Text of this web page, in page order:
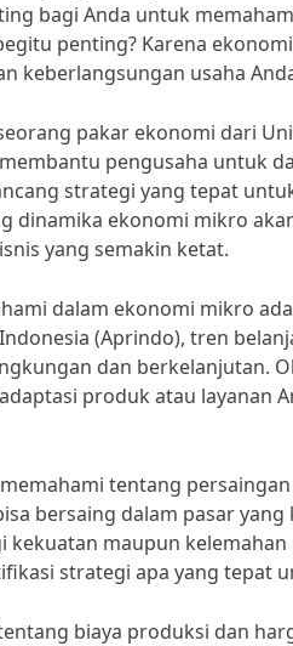
bagi Anda untuk
penting? Karena
keberlangsungan usaha
pakar ekonomi dari
pengusaha untuk
strategi yang tepat
dinamika ekonomi mikro
yang semakin ketat.
dalam ekonomi mikro
(Aprindo), tren
dan berkelanjutan.
produk atau layanan
tentang
bersaing dalam pasar
kekuatan maupun
strategi apa yang tepat
biaya produksi dan